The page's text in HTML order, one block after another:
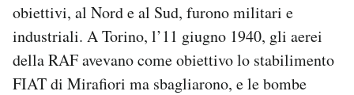
obiettivi, al Nord e al Sud, furono militari e
industriali. A Torino, l’11 giugno 1940, gli aerei
della RAF avevano come obiettivo lo stabilimento
FIAT di Mirafiori ma sbagliarono, e le bombe